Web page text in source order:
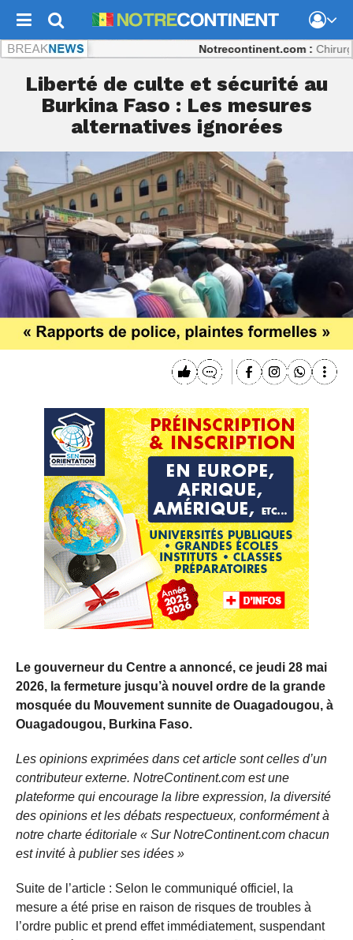
Notrecontinent.com : Chirurgie
Liberté de culte et sécurité au
Burkina Faso : Les mesures
alternatives ignorées
Le gouverneur du Centre a annoncé, ce jeudi 28 mai
2026, la fermeture jusqu’à nouvel ordre de la grande
mosquée du Mouvement sunnite de Ouagadougou, à
Ouagadougou, Burkina Faso.
Les opinions exprimées dans cet article sont celles d’un
contributeur externe. NotreContinent.com est une
plateforme qui encourage la libre expression, la diversité
des opinions et les débats respectueux, conformément à
notre charte éditoriale « Sur NotreContinent.com chacun
est invité à publier ses idées »
Suite de l’article : Selon le communiqué officiel, la
mesure a été prise en raison de risques de troubles à
l’ordre public et prend effet immédiatement, suspendant